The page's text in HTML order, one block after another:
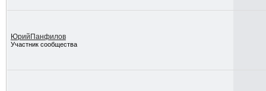
ЮрийПанфилов
Участник сообщества